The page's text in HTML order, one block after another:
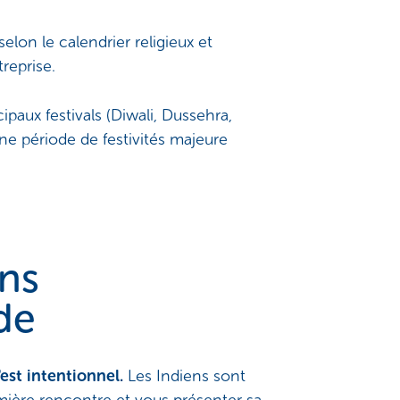
le calendrier religieux et
festivals (Diwali, Dussehra,
période de festivités majeure
intentionnel.Les Indiens sont